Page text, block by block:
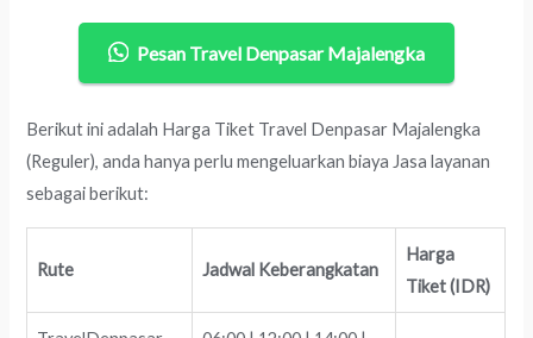
Pesan Travel Denpasar Majalengka
Berikut ini adalah Harga Tiket Travel Denpasar Majalengka
(Reguler), anda hanya perlu mengeluarkan biaya Jasa layanan
sebagai berikut:
Rute Jadwal Keberangkatan
Harga
Tiket (IDR)